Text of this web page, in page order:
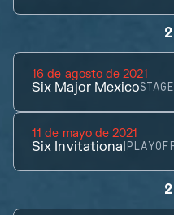
16 de agosto de 2021
Six Major Mexico
11 de mayo de 2021
Six Invitational